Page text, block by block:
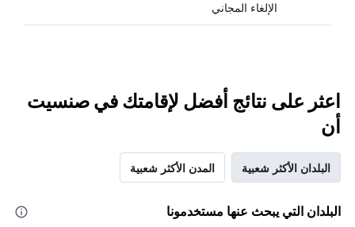
الإلغاء المجاني
اعثر على نتائج أفضل لإقامتك في صنسيت
أن
البلدان الأكثر شعبية المدن الأكثر شعبية
البلدان التي يبحث عنها مستخدمونا